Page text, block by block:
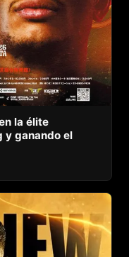
la élite
y ganando el